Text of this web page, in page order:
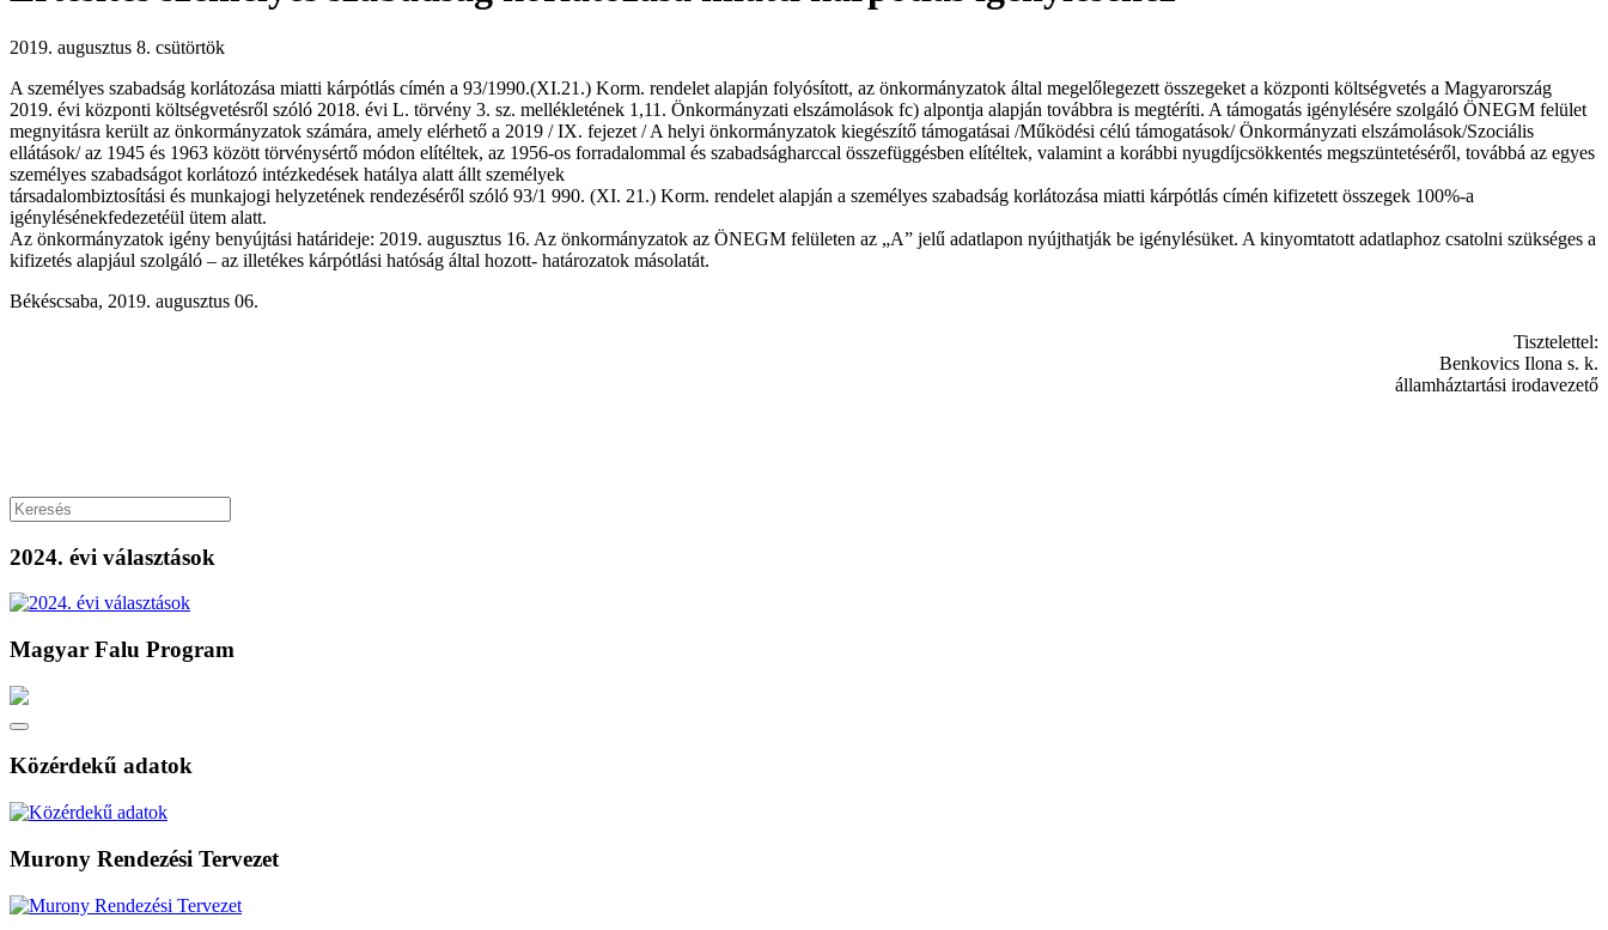
2019. augusztus 8. csütörtök
A személyes szabadság korlátozása miatti kárpótlás címén a 93/1990.(XI.21.) Korm. rendelet alapján folyósított, az önkormányzatok által megelőlegezett összegeket a központi költségvetés a Magyarország
2019. évi központi költségvetésről szóló 2018. évi L. törvény 3. sz. mellékletének 1,11. Önkormányzati elszámolások fc) alpontja alapján továbbra is megtéríti. A támogatás igénylésére szolgáló ÖNEGM felület
megnyitásra került az önkormányzatok számára, amely elérhető a 2019 / IX. fejezet / A helyi önkormányzatok kiegészítő támogatásai /Működési célú támogatások/ Önkormányzati elszámolások/Szociális
ellátások/ az 1945 és 1963 között törvénysértő módon elítéltek, az 1956-os forradalommal és szabadságharccal összefüggésben elítéltek, valamint a korábbi nyugdíjcsökkentés megszüntetéséről, továbbá az egyes
személyes szabadságot korlátozó intézkedések hatálya alatt állt személyek
társadalombiztosítási és munkajogi helyzetének rendezéséről szóló 93/1 990. (XI. 21.) Korm. rendelet alapján a személyes szabadság korlátozása miatti kárpótlás címén kifizetett összegek 100%-a
igénylésénekfedezetéül ütem alatt.
Az önkormányzatok igény benyújtási határideje: 2019. augusztus 16. Az önkormányzatok az ÖNEGM felületen az „A” jelű adatlapon nyújthatják be igénylésüket. A kinyomtatott adatlaphoz csatolni szükséges a
kifizetés alapjául szolgáló – az illetékes kárpótlási hatóság által hozott- határozatok másolatát.
Békéscsaba, 2019. augusztus 06.
Tisztelettel:
Benkovics Ilona s. k.
államháztartási irodavezető
2024. évi választások
Magyar Falu Program
Közérdekű adatok
Murony Rendezési Tervezet